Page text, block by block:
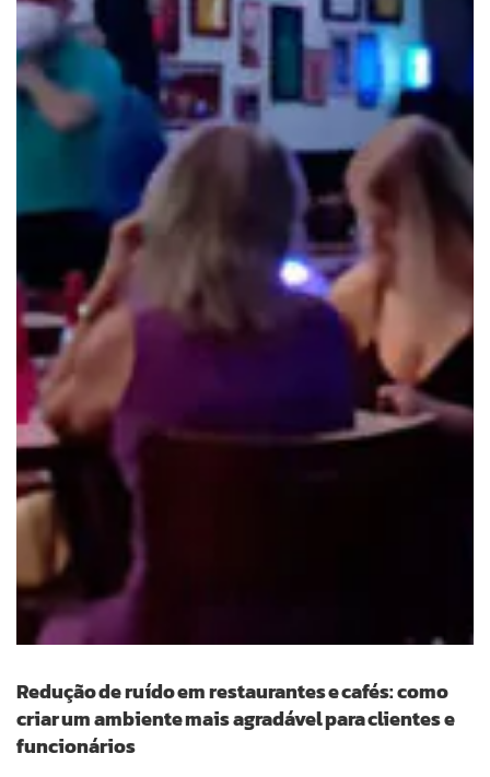
Redução de ruído em restaurantes e cafés: como
criar um ambiente mais agradável para clientes e
funcionários